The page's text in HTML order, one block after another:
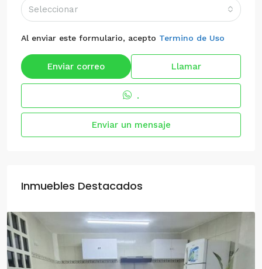
Seleccionar
Al enviar este formulario, acepto Termino de Uso
Enviar correo Llamar
.
Enviar un mensaje
Inmuebles Destacados